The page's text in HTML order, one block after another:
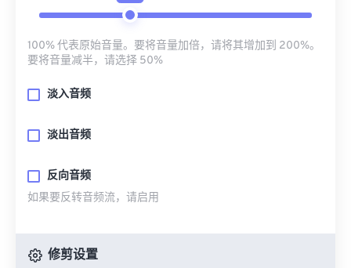
100% 代表原始音量。要将音量加倍，请将其增加到 200%。
要将音量减半，请选择 50%
淡入音频
淡出音频
反向音频
如果要反转音频流，请启用
修剪设置